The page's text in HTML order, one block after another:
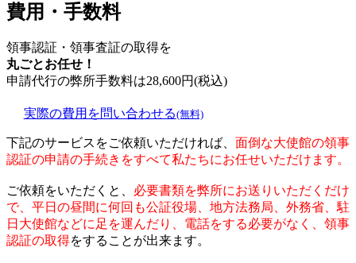
費用・手数料
領事認証・領事査証の取得を
丸ごとお任せ！
申請代行の弊所手数料は28,600円(税込)
実際の費用を問い合わせる(無料)
下記のサービスをご依頼いただければ、 面倒な大使館の領事
認証の申請の手続きをすべて私たちにお任せいただけます。
ご依頼をいただくと、 必要書類を弊所にお送りいただくだけ
で、平日の昼間に何回も公証役場、地方法務局、外務省、駐
日大使館などに足を運んだり、電話をする必要がなく、領事
認証の取得をすることが出来ます。